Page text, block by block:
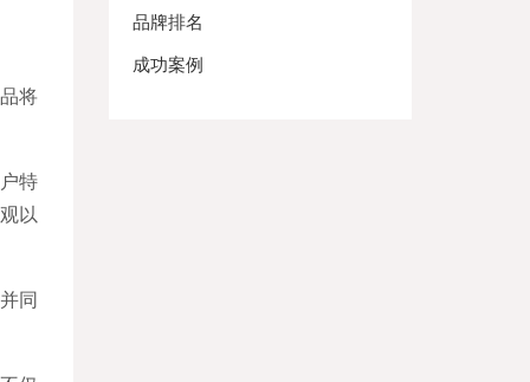
将
特
以
同
品牌排名
成功案例